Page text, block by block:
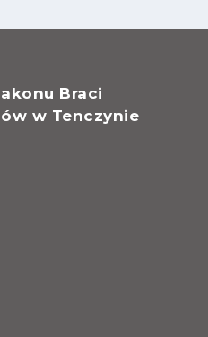
Braci
w Tenczynie